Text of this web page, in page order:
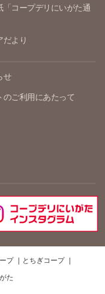
「コープデリにいがた通
だより
せ
のご利用にあたって
プ とちぎコープ
た